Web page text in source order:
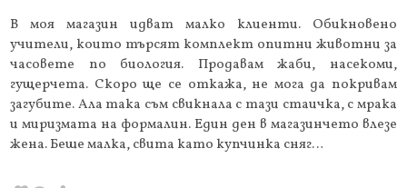
В моя магазин идват малко клиенти. Обикновено
учители, които търсят комплект опитни животни за
часовете по биология. Продавам жаби, насекоми,
гущерчета. Скоро ще се откажа, не мога да покривам
загубите. Ала така съм свикнала с тази стаичка, с мрака
и миризмата на формалин. Един ден в магазинчето влезе
жена. Беше малка, свита като купчинка сняг…